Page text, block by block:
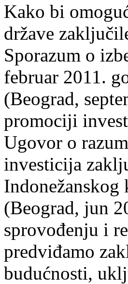
Kako bi
države
Sporazum o
februar 2011.
(Beograd,
promociji
Ugovor o
investicija
(Beograd, jun
sprovođenju i
predviđamo
budućnosti,